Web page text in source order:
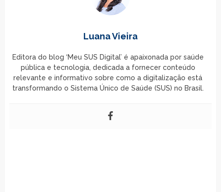
Luana Vieira
Editora do blog ‘Meu SUS Digital’ é apaixonada por saúde
pública e tecnologia, dedicada a fornecer conteúdo
relevante e informativo sobre como a digitalização está
transformando o Sistema Único de Saúde (SUS) no Brasil.